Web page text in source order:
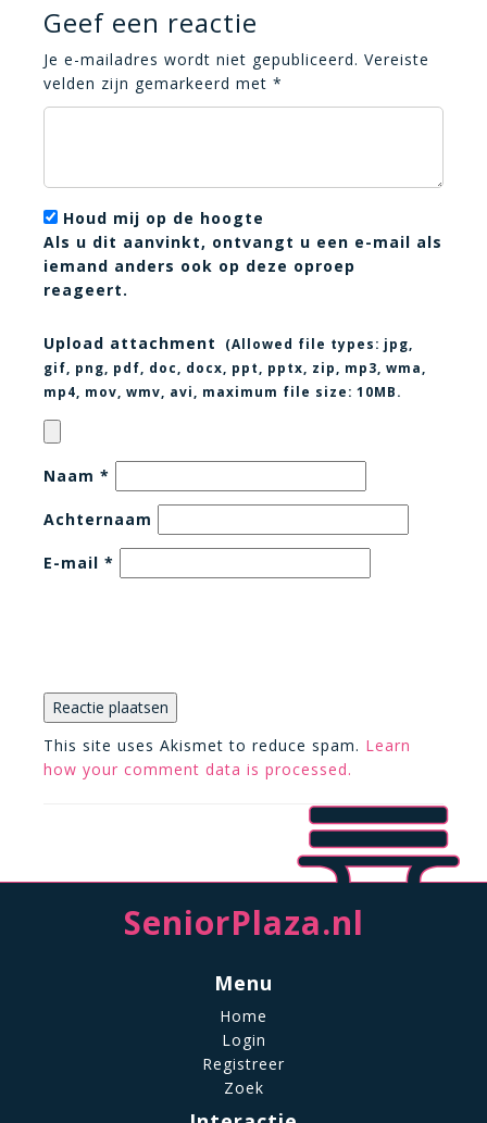
Geef een reactie
Je e-mailadres wordt niet gepubliceerd. Vereiste
velden zijn gemarkeerd met *
Houd mij op de hoogte
Als u dit aanvinkt, ontvangt u een e-mail als
iemand anders ook op deze oproep
reageert.
Upload attachment (Allowed file types: jpg,
gif, png, pdf, doc, docx, ppt, pptx, zip, mp3, wma,
mp4, mov, wmv, avi
, maximum file size: 10MB.
Naam *
Achternaam
E-mail *
This site uses Akismet to reduce spam. Learn
how your comment data is processed.
SeniorPlaza.nl
Menu
Home
Login
Registreer
Zoek